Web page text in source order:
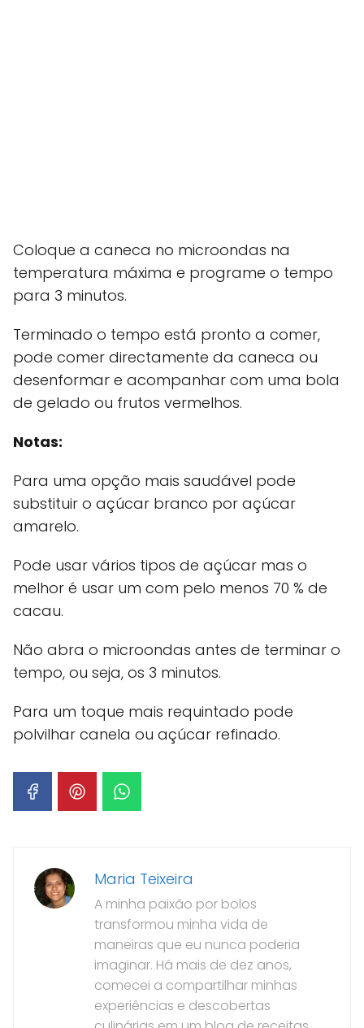
Coloque a caneca no microondas na
temperatura máxima e programe o tempo
para 3 minutos.
Terminado o tempo está pronto a comer,
pode comer directamente da caneca ou
desenformar e acompanhar com uma bola
de gelado ou frutos vermelhos.
Notas:
Para uma opção mais saudável pode
substituir o açúcar branco por açúcar
amarelo.
Pode usar vários tipos de açúcar mas o
melhor é usar um com pelo menos 70 % de
cacau.
Não abra o microondas antes de terminar o
tempo, ou seja, os 3 minutos.
Para um toque mais requintado pode
polvilhar canela ou açúcar refinado.
Maria Teixeira
A minha paixão por bolos
transformou minha vida de
maneiras que eu nunca poderia
imaginar. Há mais de dez anos,
comecei a compartilhar minhas
experiências e descobertas